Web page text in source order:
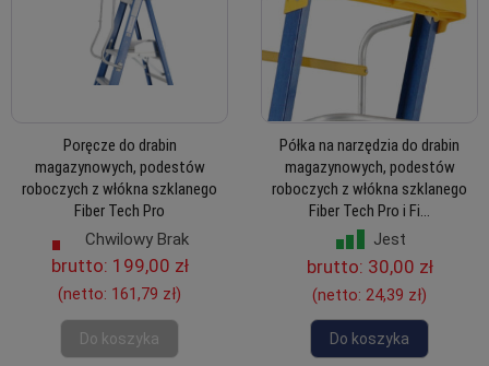
Poręcze do drabin
magazynowych, podestów
roboczych z włókna szklanego
Fiber Tech Pro
Chwilowy Brak
brutto: 199,00 zł
(netto: 161,79 zł)
Do koszyka
Półka na narzędzia do drabin
magazynowych, podestów
roboczych z włókna szklanego
Fiber Tech Pro i Fi...
Jest
brutto: 30,00 zł
(netto: 24,39 zł)
Do koszyka